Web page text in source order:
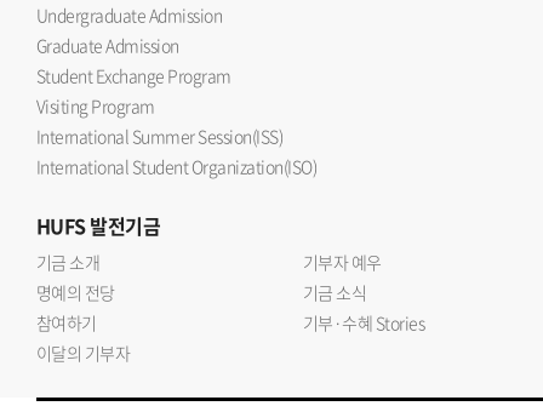
Undergraduate Admission
Graduate Admission
Student Exchange Program
Visiting Program
International Summer Session(ISS)
International Student Organization(ISO)
HUFS발전기금
기금 소개
기부자 예우
명예의 전당
기금 소식
참여하기
기부·수혜 Stories
이달의 기부자